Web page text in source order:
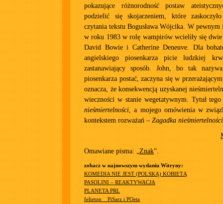
pokazujące różnorodność postaw
podzielić się skojarzeniem, które
czytania tekstu Bogusława Wójcika. W
w roku 1983 w rolę wampirów wcieliły się
David Bowie i Catherine Deneuve. Dla
angielskiego piosenkarza picie ludzkiej
zastanawiający sposób. John, bo tak
piosenkarza postać, zaczyna się w
oznacza, że konsekwencją uzyskanej
wieczności w stanie wegetatywnym. Tytuł
nieśmiertelności, a mojego omówienia w
kontekstem rozważań – Zagadka
Omawiane pisma: „Znak”.
zobacz w najnowszym wydaniu Witryny:
KOMEDIA NIE JEST (POLSKĄ) KOBIETĄ
PASOLINI – REAKTYWACJA
PLANETA PRL
felieton__PiSarz i POeta